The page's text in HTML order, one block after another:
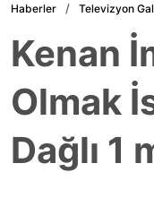
Haberler Televizyon
Kenan
Olmak
Dağlı 1